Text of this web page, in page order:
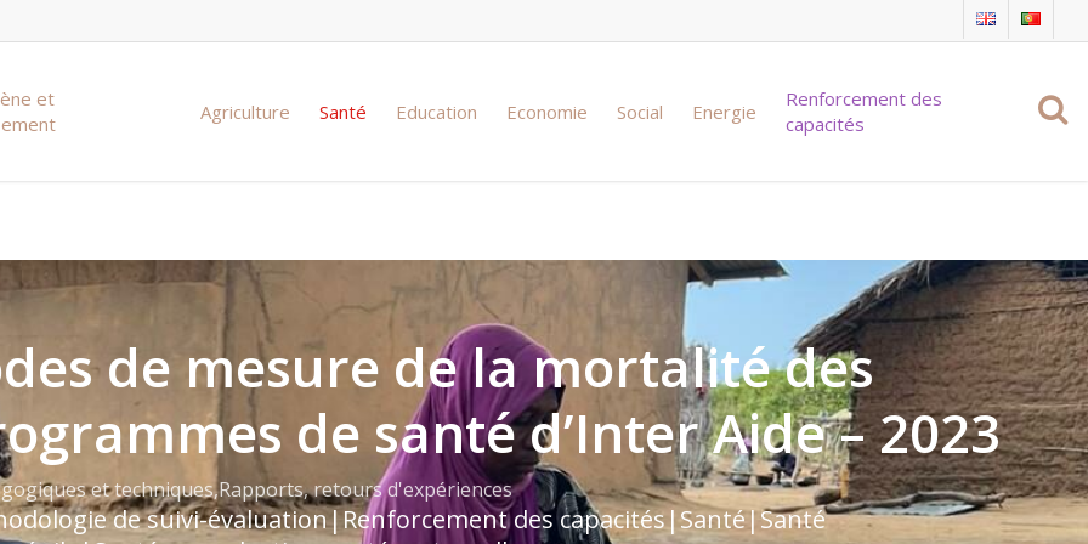
et
Agriculture Santé Education Economie Social Energie
Renforcement des
capacités
de mesure de la mortalité des
de santé d’Inter Aide – 2023
et techniques,Rapports, retours d'expériences
de suivi-évaluation|Renforcement des capacités| Santé|Santé